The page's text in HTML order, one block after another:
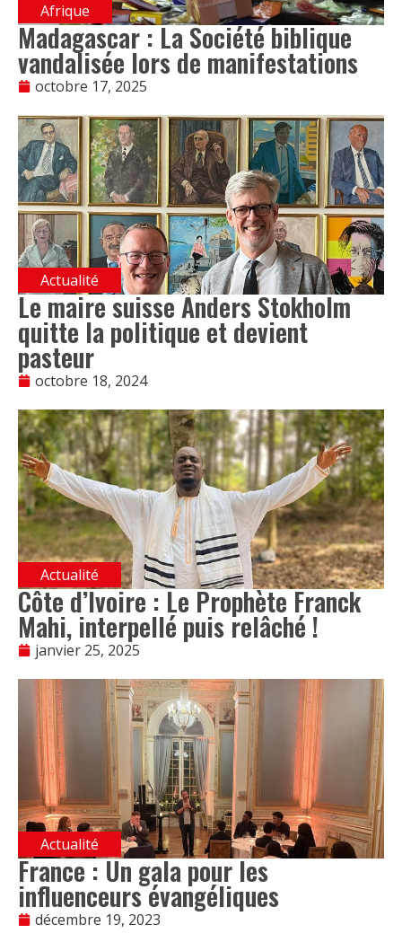
Afrique
Madagascar : La Société biblique
vandalisée lors de manifestations
octobre 17, 2025
Actualité
Le maire suisse Anders Stokholm
quitte la politique et devient
pasteur
octobre 18, 2024
Actualité
Côte d’Ivoire : Le Prophète Franck
Mahi, interpellé puis relâché !
janvier 25, 2025
Actualité
France : Un gala pour les
influenceurs évangéliques
décembre 19, 2023